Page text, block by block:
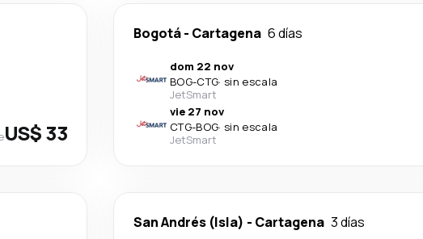
US$ 33
Bogotá- Cartagena 6 días
dom 22 nov
BOG-CTG· sin escala
JetSmart
vie 27 nov
CTG-BOG· sin escala
JetSmart
San Andrés (Isla) - Cartagena 3 días